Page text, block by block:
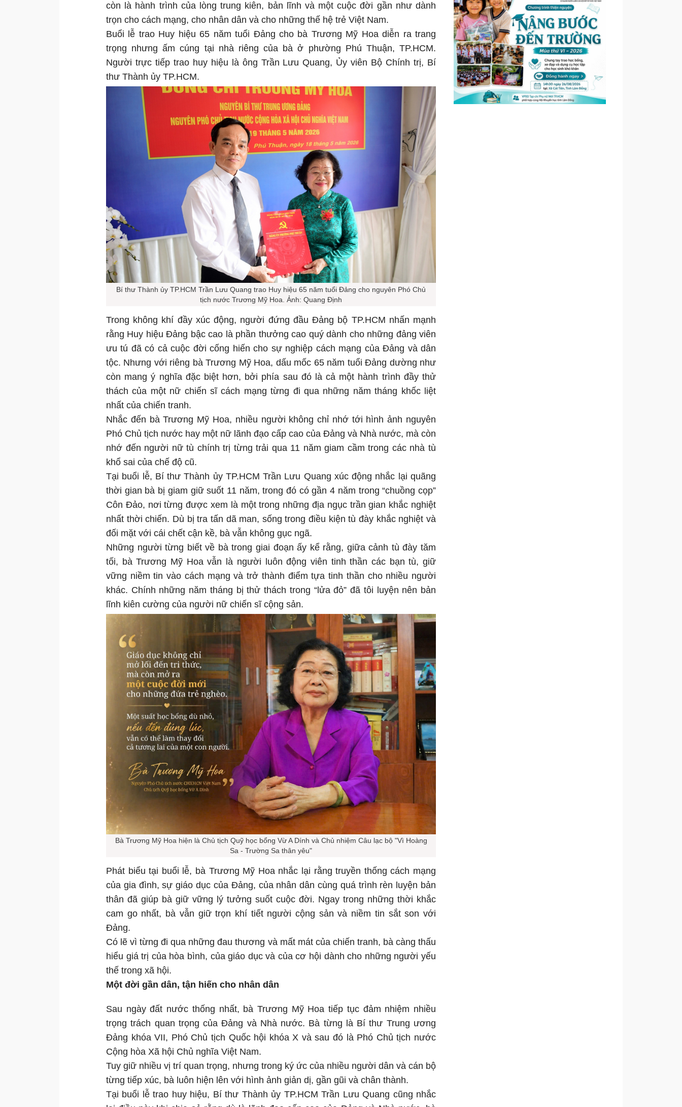
còn là hành trình của lòng trung kiên, bản lĩnh và một cuộc đời gần như dành
trọn cho cách mạng, cho nhân dân và cho những thế hệ trẻ Việt Nam.
Buổi lễ trao Huy hiệu 65 năm tuổi Đảng cho bà Trương Mỹ Hoa diễn ra trang
trọng nhưng ấm cúng tại nhà riêng của bà ở phường Phú Thuận, TP.HCM.
Người trực tiếp trao huy hiệu là ông Trần Lưu Quang, Ủy viên Bộ Chính trị, Bí
thư Thành ủy TP.HCM.
Bí thư Thành ủy TP.HCM Trần Lưu Quang trao Huy hiệu 65 năm tuổi Đảng cho nguyên Phó Chủ
tịch nước Trương Mỹ Hoa. Ảnh: Quang Định
Trong không khí đầy xúc động, người đứng đầu Đảng bộ TP.HCM nhấn mạnh
rằng Huy hiệu Đảng bậc cao là phần thưởng cao quý dành cho những đảng viên
ưu tú đã có cả cuộc đời cống hiến cho sự nghiệp cách mạng của Đảng và dân
tộc. Nhưng với riêng bà Trương Mỹ Hoa, dấu mốc 65 năm tuổi Đảng dường như
còn mang ý nghĩa đặc biệt hơn, bởi phía sau đó là cả một hành trình đầy thử
thách của một nữ chiến sĩ cách mạng từng đi qua những năm tháng khốc liệt
nhất của chiến tranh.
Nhắc đến bà Trương Mỹ Hoa, nhiều người không chỉ nhớ tới hình ảnh nguyên
Phó Chủ tịch nước hay một nữ lãnh đạo cấp cao của Đảng và Nhà nước, mà còn
nhớ đến người nữ tù chính trị từng trải qua 11 năm giam cầm trong các nhà tù
khổ sai của chế độ cũ.
Tại buổi lễ, Bí thư Thành ủy TP.HCM Trần Lưu Quang xúc động nhắc lại quãng
thời gian bà bị giam giữ suốt 11 năm, trong đó có gần 4 năm trong “chuồng cọp”
Côn Đảo, nơi từng được xem là một trong những địa ngục trần gian khắc nghiệt
nhất thời chiến. Dù bị tra tấn dã man, sống trong điều kiện tù đày khắc nghiệt và
đối mặt với cái chết cận kề, bà vẫn không gục ngã.
Những người từng biết về bà trong giai đoạn ấy kể rằng, giữa cảnh tù đày tăm
tối, bà Trương Mỹ Hoa vẫn là người luôn động viên tinh thần các bạn tù, giữ
vững niềm tin vào cách mạng và trở thành điểm tựa tinh thần cho nhiều người
khác. Chính những năm tháng bị thử thách trong “lửa đỏ” đã tôi luyện nên bản
lĩnh kiên cường của người nữ chiến sĩ cộng sản.
Bà Trương Mỹ Hoa hiện là Chủ tịch Quỹ học bổng Vừ A Dính và Chủ nhiệm Câu lạc bộ "Vì Hoàng
Sa - Trường Sa thân yêu"
Phát biểu tại buổi lễ, bà Trương Mỹ Hoa nhắc lại rằng truyền thống cách mạng
của gia đình, sự giáo dục của Đảng, của nhân dân cùng quá trình rèn luyện bản
thân đã giúp bà giữ vững lý tưởng suốt cuộc đời. Ngay trong những thời khắc
cam go nhất, bà vẫn giữ trọn khí tiết người cộng sản và niềm tin sắt son với
Đảng.
Có lẽ vì từng đi qua những đau thương và mất mát của chiến tranh, bà càng thấu
hiểu giá trị của hòa bình, của giáo dục và của cơ hội dành cho những người yếu
thế trong xã hội.
Một đời gần dân, tận hiến cho nhân dân
Sau ngày đất nước thống nhất, bà Trương Mỹ Hoa tiếp tục đảm nhiệm nhiều
trọng trách quan trọng của Đảng và Nhà nước. Bà từng là Bí thư Trung ương
Đảng khóa VII, Phó Chủ tịch Quốc hội khóa X và sau đó là Phó Chủ tịch nước
Cộng hòa Xã hội Chủ nghĩa Việt Nam.
Tuy giữ nhiều vị trí quan trọng, nhưng trong ký ức của nhiều người dân và cán bộ
từng tiếp xúc, bà luôn hiện lên với hình ảnh giản dị, gần gũi và chân thành.
Tại buổi lễ trao huy hiệu, Bí thư Thành ủy TP.HCM Trần Lưu Quang cũng nhắc